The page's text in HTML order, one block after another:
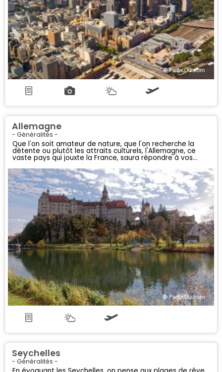
Allemagne
- Généralités -
Que l'on soit amateur de nature, que l'on recherche la
détente ou plutôt les attraits culturels, l'Allemagne, ce
vaste pays qui jouxte la France, saura répondre à vos
Seychelles
- Généralités -